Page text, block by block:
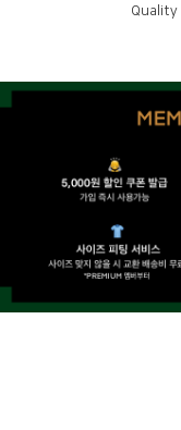
Quality